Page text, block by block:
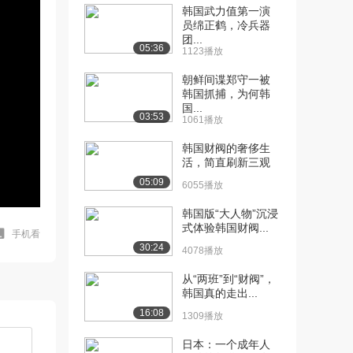
手机看
05:36
韩国武力值第一演
员绵正鹤，冷兵器
团...
1123播放
03:53
朝鲜间谍郑守一被
韩国抓捕，为何韩
国...
1061播放
05:09
韩国财阀的奢侈生
活，简直刷新三观
6055播放
30:24
韩国版“大人物”沉浸
式体验韩国财阀...
4078播放
16:08
从“两班”到“财阀”，
韩国真的走出...
1309播放
日本：一个成年人